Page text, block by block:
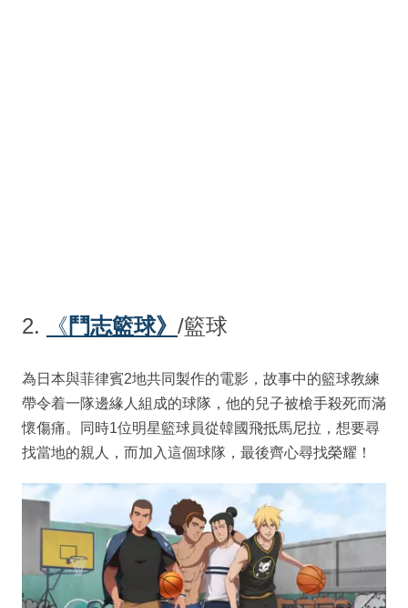
2. 《 鬥志籃球》 /籃球
為日本與菲律賓2地共同製作的電影，故事中的籃球教練
帶令着一隊邊緣人組成的球隊，他的兒子被槍手殺死而滿
懷傷痛。同時1位明星籃球員從韓國飛抵馬尼拉，想要尋
找當地的親人，而加入這個球隊，最後齊心尋找榮耀！